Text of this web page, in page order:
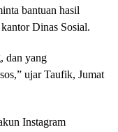
bantuan hasil
Dinas Sosial.
dan yang
ujar Taufik, Jumat
Instagram